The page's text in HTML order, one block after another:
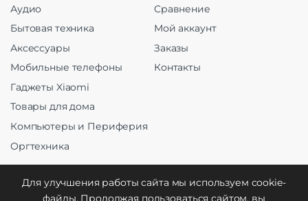
Аудио
Бытовая техника
Аксессуары
Мобильные телефоны
Гаджеты Xiaomi
Товары для дома
Компьютеры и Периферия
Оргтехника
Сравнение
Мой аккаунт
Заказы
Контакты
Для улучшения работы сайта мы используем cookie-
файлы. Продолжая пользоваться сайтом, вы